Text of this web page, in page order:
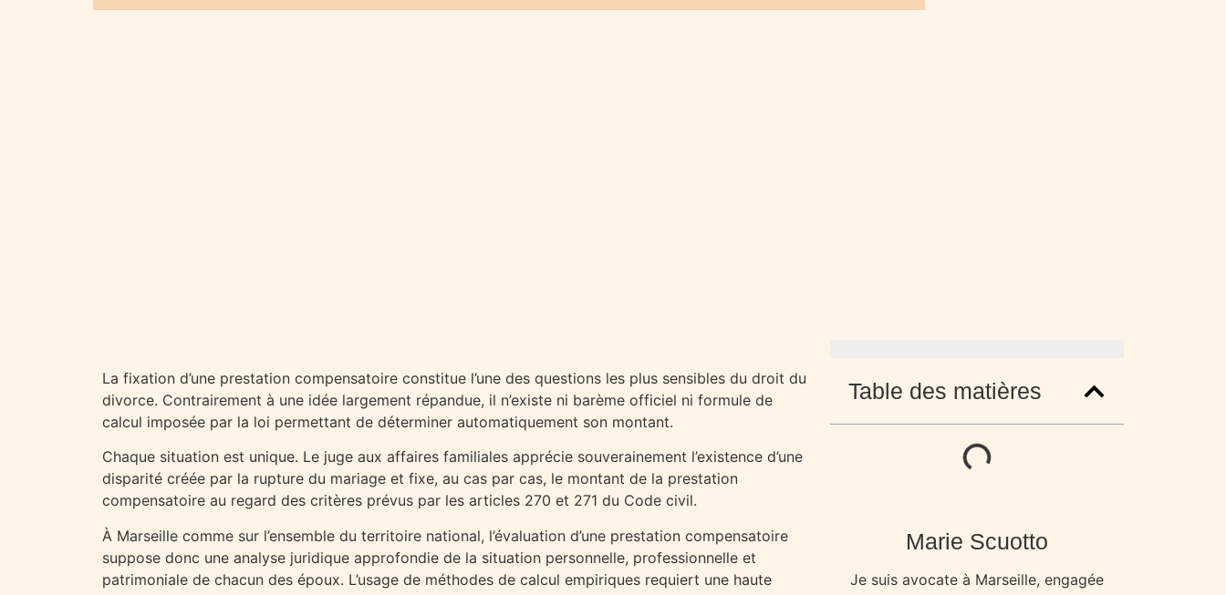
Table des matières
Marie Scuotto
Je suis avocate à Marseille, engagée
La fixation d’une prestation compensatoire constitue l’une des questions les plus sensibles du droit du
divorce. Contrairement à une idée largement répandue, il n’existe ni barème officiel ni formule de
calcul imposée par la loi permettant de déterminer automatiquement son montant.
Chaque situation est unique. Le juge aux affaires familiales apprécie souverainement l’existence d’une
disparité créée par la rupture du mariage et fixe, au cas par cas, le montant de la prestation
compensatoire au regard des critères prévus par les articles 270 et 271 du Code civil.
À Marseille comme sur l’ensemble du territoire national, l’évaluation d’une prestation compensatoire
suppose donc une analyse juridique approfondie de la situation personnelle, professionnelle et
patrimoniale de chacun des époux. L’usage de méthodes de calcul empiriques requiert une haute